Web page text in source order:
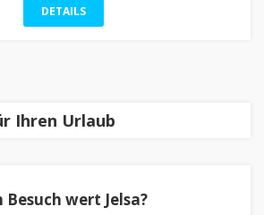
DETAILS
Ihren Urlaub
Besuch wert Jelsa?